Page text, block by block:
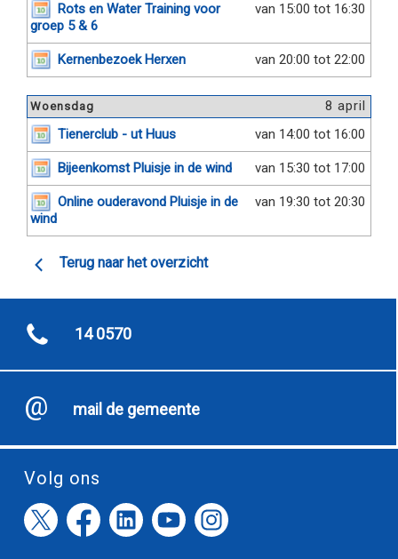
van 15:00 tot 16:30
Rots en Water Training voor
groep 5 & 6
van 20:00 tot 22:00
Kernenbezoek Herxen
8 april
Woensdag
van 14:00 tot 16:00
Tienerclub - ut Huus
van 15:30 tot 17:00
Bijeenkomst Pluisje in de wind
van 19:30 tot 20:30
Online ouderavond Pluisje in de
wind
Terug naar het overzicht
14 0570
mail de gemeente
Volg ons